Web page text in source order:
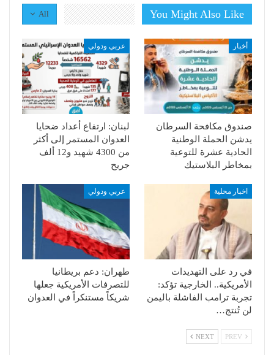
All You Might Also Like
أخبار
صندوق مكافحة السرطان
يدشن الحملة الوطنية
الحادية عشرة للتوعية
بمخاطر البلاستيك
عربي ودولي
لبنان: ارتفاع أعداد ضحايا
العدوان المستمر إلى أكثر
من 4300 شهيد و12 ألف
جريح
اخبار محلية
في رد على التهديدات
الأمريكية.. الخارجية تؤكد:
تجربة ترامب الفاشلة باليمن
لن تُنتج…
عربي ودولي
طهران: دعم بريطانيا
للتصرفات الأمريكية جعلها
شريكاً مستنكراً في العدوان
NEXT